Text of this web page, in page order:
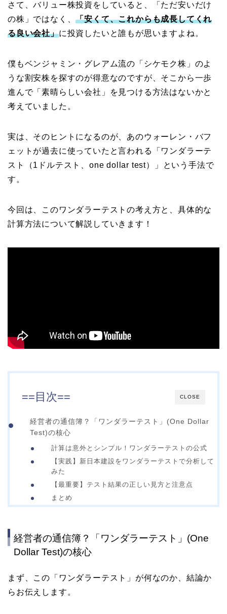
さて、バリュー株投資をしていると、「ただ安いだけ
の株」ではなく、「安くて、これからも成長してくれ
る良い会社」に投資したいと誰もが思いますよね。
僕もベンジャミン・グレアム流の「シケモク株」のよ
うな割安株を探すのが得意なのですが、そこから一歩
進んで「素晴らしい会社」を見つける方法はないかと
考えていました。
実は、そのヒントになるのが、あのウォーレン・バフ
ェットが過去に使っていたと言われる「ワンダラーテ
スト（1ドルテスト、one dollar test）」という手法で
す。
今回は、このワンダラーテストの考え方と、具体的な
計算方法について解説していきます！
CLOSE
==目次==
経営者の通信簿？「ワンダラーテスト」(One Dollar
Test)の核心
計算は意外とシンプル！ワンダラーテストの公式
【実践】新日本建設をワンダラーテストで分析して
みた
【最重要】テスト結果の正しい見方と注意点
まとめ
経営者の通信簿？「ワンダラーテスト」(One
Dollar Test)の核心
まず、この「ワンダラーテスト」が何なのか、結論か
らお伝えします。